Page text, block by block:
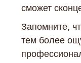
сможет
Запомните,
тем более